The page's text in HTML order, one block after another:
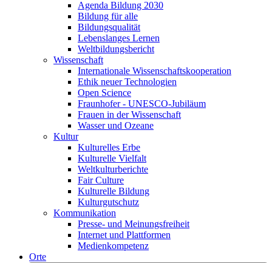
Agenda Bildung 2030
Bildung für alle
Bildungsqualität
Lebenslanges Lernen
Weltbildungsbericht
Wissenschaft
Internationale Wissenschaftskooperation
Ethik neuer Technologien
Open Science
Fraunhofer - UNESCO-Jubiläum
Frauen in der Wissenschaft
Wasser und Ozeane
Kultur
Kulturelles Erbe
Kulturelle Vielfalt
Weltkulturberichte
Fair Culture
Kulturelle Bildung
Kulturgutschutz
Kommunikation
Presse- und Meinungsfreiheit
Internet und Plattformen
Medienkompetenz
Orte